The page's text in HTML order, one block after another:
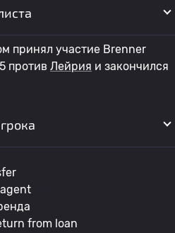
принял участие Brenner
против Лейрия и закончился
from loan